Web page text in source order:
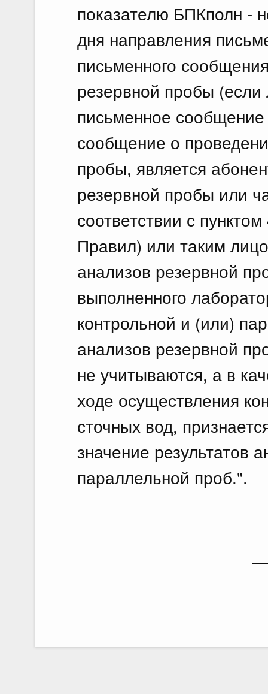
показателю БПКполн -
дня направления
письменного
резервной пробы
письменное
сообщение о
пробы, является
резервной пробы или
соответствии с
Правил) или таким
анализов резервной
выполненного
контрольной и (или)
анализов резервной
не учитываются, а в
ходе осуществления
сточных вод,
значение результатов
параллельной проб.".